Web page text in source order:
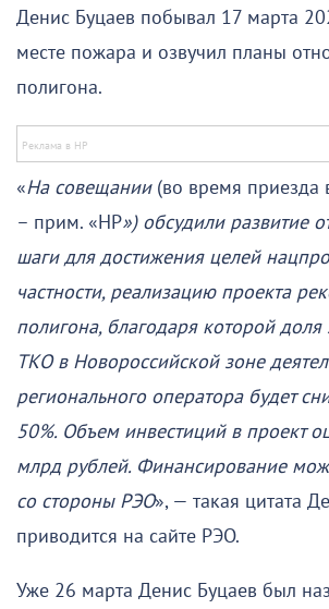
Денис Буцаев побывал 17 марта
месте пожара и озвучил планы
полигона.
«На совещании(во время приезда
– прим. «НР») обсудили развитие
шаги для достижения целей
частности, реализацию проекта
полигона, благодаря которой
ТКО в Новороссийской зоне
регионального оператора будет
50%. Объем инвестиций в проект
млрд рублей. Финансирование
со стороны РЭО», — такая цитата
приводится на сайте РЭО.
Уже 26 марта Денис Буцаев был